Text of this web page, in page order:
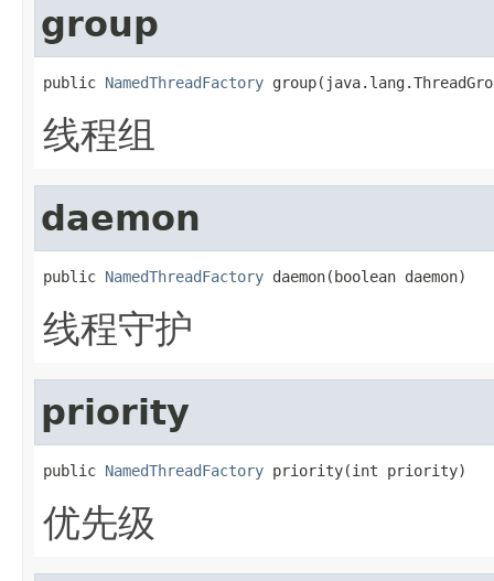
group
public NamedThreadFactory
线程组
daemon
public NamedThreadFactory daemon(boolean daemon)
线程守护
priority
public NamedThreadFactory priority(int priority)
优先级